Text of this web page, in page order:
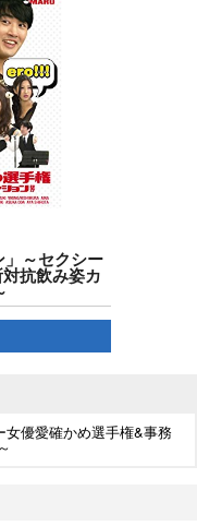
～セクシー
抗飲み姿カ
優愛確かめ選手権&事務